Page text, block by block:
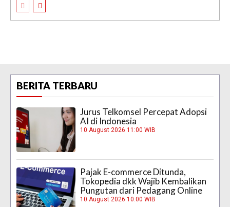
BERITA TERBARU
Jurus Telkomsel Percepat Adopsi
AI di Indonesia
10 August 2026 11:00 WIB
Pajak E-commerce Ditunda,
Tokopedia dkk Wajib Kembalikan
Pungutan dari Pedagang Online
10 August 2026 10:00 WIB